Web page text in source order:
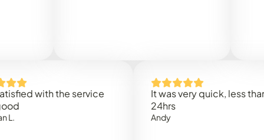
with the service
It was very quick, less than